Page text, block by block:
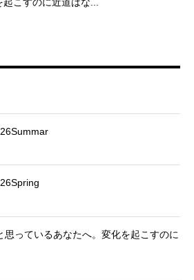
起こすのに近道はな...
思っているあなたへ。変化を起こすのに